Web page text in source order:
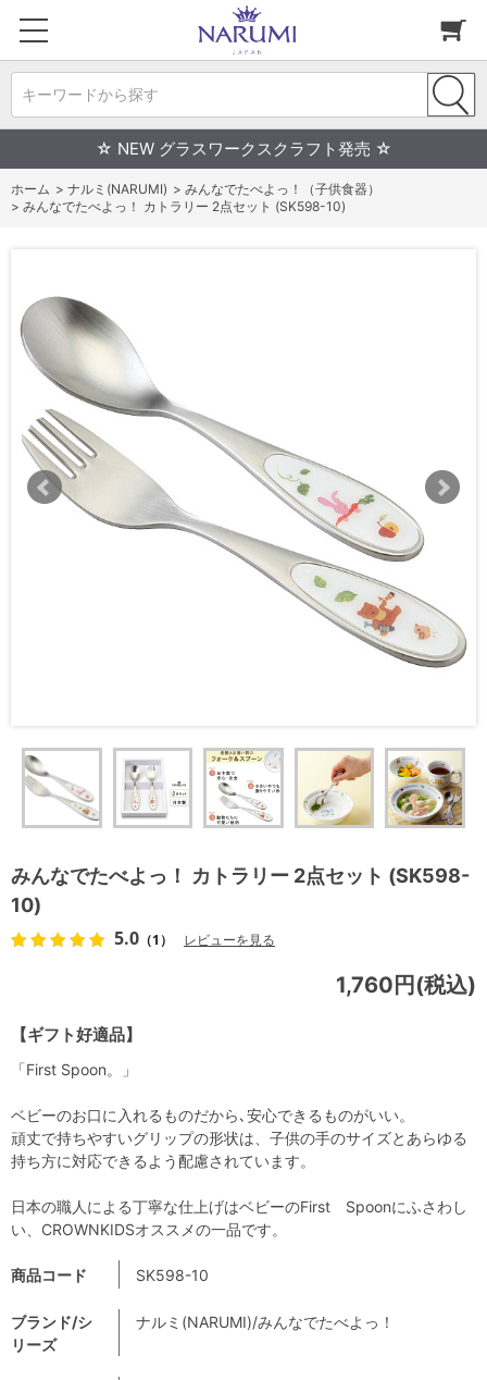
キーワードから探す
☆ NEW グラスワークスクラフト発売 ☆
ホーム > ナルミ(NARUMI) > みんなでたべよっ！（子供食器）
> みんなでたべよっ！ カトラリー 2点セット (SK598-10)
みんなでたべよっ！ カトラリー 2点セット (SK598-
10)
5.0 （1） レビューを見る
【ギフト好適品】
1,760円(税込)
商品コード SK598-10
ブランド/シ
リーズ
ナルミ(NARUMI)/みんなでたべよっ！
「First Spoon。」
ベビーのお口に入れるものだから､安心できるものがいい。
頑丈で持ちやすいグリップの形状は、子供の手のサイズとあらゆる
持ち方に対応できるよう配慮されています。
日本の職人による丁寧な仕上げはベビーのFirst Spoonにふさわし
い、CROWNKIDSオススメの一品です。